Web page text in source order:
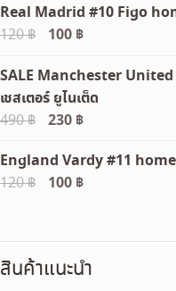
Real Madrid #10 Figo
120฿
Original
price
was:
120 ฿.
100 ฿Current
price
is:
100 ฿.
SALE Manchester United
เชสเตอร์ ยูไนเต็ด
490฿
Original
price
was:
490 ฿.
230 ฿Current
price
is:
230 ฿.
England Vardy #11
120฿
Original
100 ฿Current
สินค้าแนะนำ